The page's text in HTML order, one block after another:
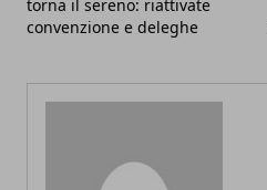
torna il sereno: riattivate
convenzione e deleghe